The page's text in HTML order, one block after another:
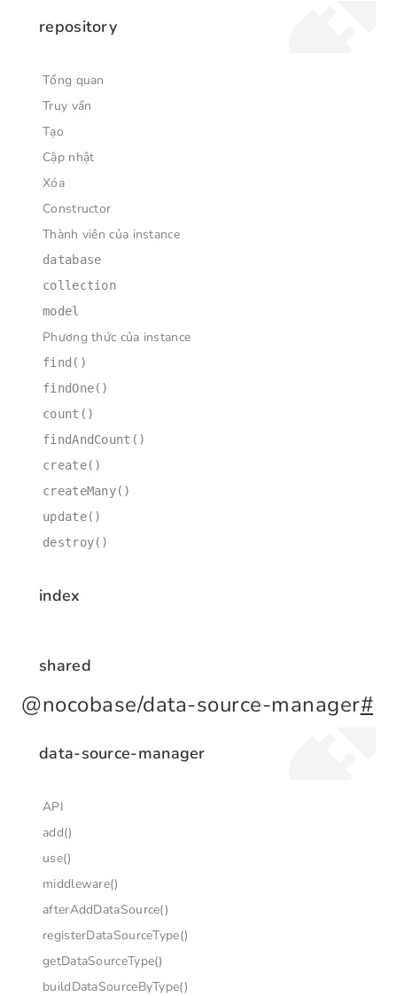
repository
Tổng quan
Truy vấn
Tạo
Cập nhật
Xóa
Constructor
Thành viên của instance
database
collection
model
Phương thức của instance
find()
findOne()
count()
findAndCount()
create()
createMany()
update()
destroy()
index
shared
@nocobase/data-source-manager#
data-source-manager
API
add()
use()
middleware()
afterAddDataSource()
registerDataSourceType()
getDataSourceType()
buildDataSourceByType()